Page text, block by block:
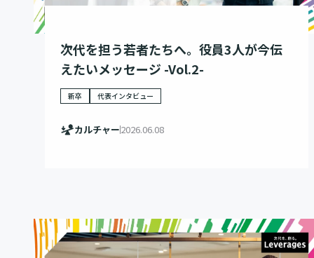
次代を担う若者たちへ。役員3人が今伝
えたいメッセージ -Vol.2-
新卒 代表インタビュー
カルチャー2026.06.08